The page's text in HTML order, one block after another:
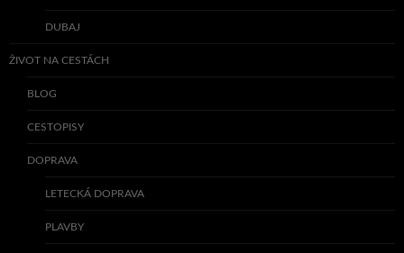
DUBAJ
ŽIVOT NA CESTÁCH
BLOG
CESTOPISY
DOPRAVA
LETECKÁ DOPRAVA
PLAVBY